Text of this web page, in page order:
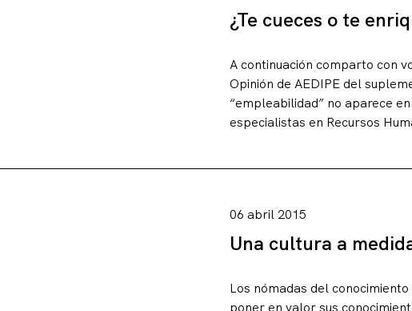
¿Te cueces o te
A continuación comparto con
Opinión de AEDIPE del
“empleabilidad” no aparece
especialistas en Recursos
06 abril 2015
Una cultura a
Los nómadas del
poner en valor sus